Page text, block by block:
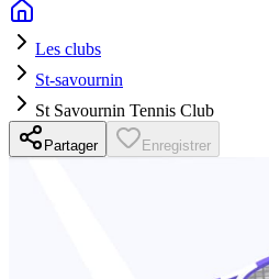
Les clubs
St-savournin
St Savournin Tennis Club
Partager Enregistrer